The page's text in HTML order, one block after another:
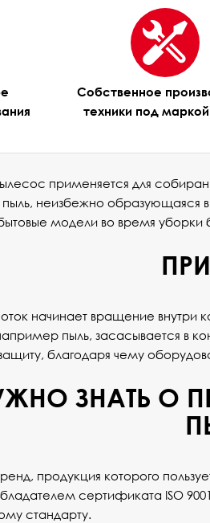
Собственное
техники под
применяется для
пыль, неизбежно
модели во время уборки
начинает вращение внутри
пыль, засасывается в
благодаря чему
ЗНАТЬ О
продукция которого
сертификата ISO
стандарту.